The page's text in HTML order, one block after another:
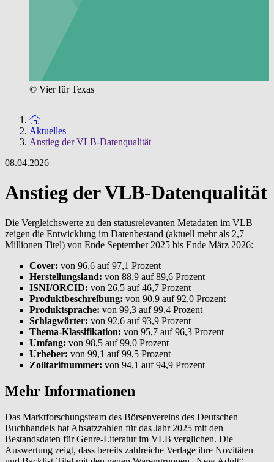
© Vier für Texas
Zur Startseite
Aktuelles
Anstieg der VLB-Datenqualität
08.04.2026
Anstieg der VLB-Datenqualität
Die Vergleichswerte zu den statusrelevanten Metadaten im VLB
zeigen die Entwicklung im Datenbestand (aktuell mehr als 2,7
Millionen Titel) von Ende September 2025 bis Ende März 2026:
Cover: von 96,6 auf 97,1 Prozent
Herstellungsland: von 88,9 auf 89,6 Prozent
ISNI/ORCID: von 26,5 auf 46,7 Prozent
Produktbeschreibung: von 90,9 auf 92,0 Prozent
Produktsprache: von 99,3 auf 99,4 Prozent
Schlagwörter: von 92,6 auf 93,9 Prozent
Thema-Klassifikation: von 95,7 auf 96,3 Prozent
Umfang: von 98,5 auf 99,0 Prozent
Urheber: von 99,1 auf 99,5 Prozent
Zolltarifnummer: von 94,1 auf 94,9 Prozent
Mehr Informationen
Das Marktforschungsteam des Börsenvereins des Deutschen
Buchhandels hat Absatzzahlen für das Jahr 2025 mit den
Bestandsdaten für Genre-Literatur im VLB verglichen. Die
Auswertung zeigt, dass bereits zahlreiche Verlage ihre Novitäten